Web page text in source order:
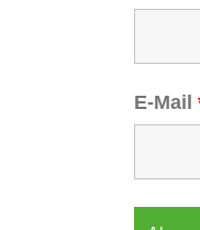
E-Mail